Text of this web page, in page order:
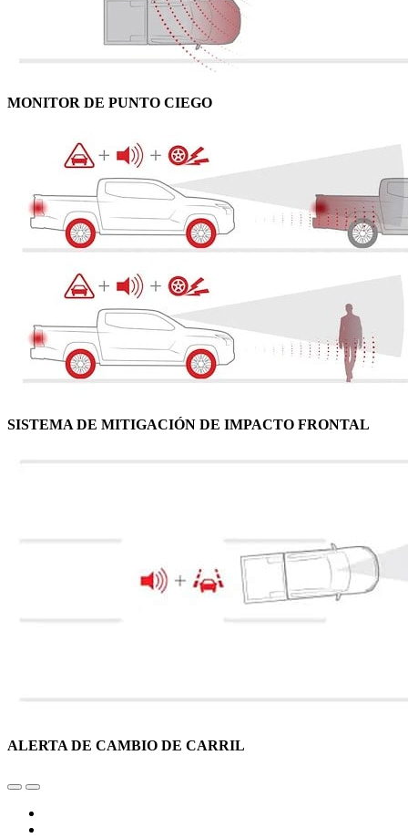
MONITOR DE PUNTO CIEGO
SISTEMA DE MITIGACIÓN DE IMPACTO FRONTAL
ALERTA DE CAMBIO DE CARRIL